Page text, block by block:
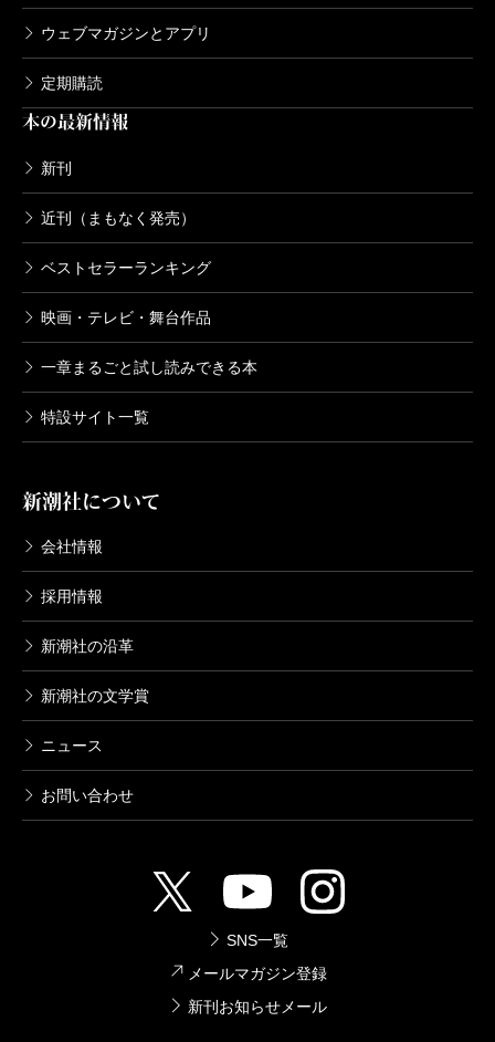
ウェブマガジンとアプリ
定期購読
本の最新情報
新刊
近刊（まもなく発売）
ベストセラーランキング
映画・テレビ・舞台作品
一章まるごと試し読みできる本
特設サイト一覧
新潮社について
会社情報
採用情報
新潮社の沿革
新潮社の文学賞
ニュース
お問い合わせ
SNS一覧
メールマガジン登録
新刊お知らせメール